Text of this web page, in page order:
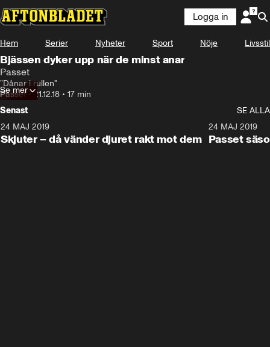
Logga in
Hem Serier Nyheter Sport Nöje Livsstil
Bjässen dyker upp när de minst anar
Passet
”Dånar i rullen"
Passet•21.12.18 • 17 min
Se mer
Senast
SE ALLA
24 MAJ 2019
Skjuter – då vänder djuret rakt mot dem
24 MAJ 2019
Passet